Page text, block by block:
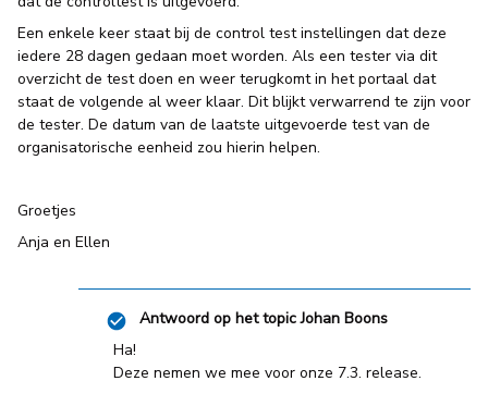
Een enkele keer staat bij de control test instellingen dat deze
iedere 28 dagen gedaan moet worden. Als een tester via dit
overzicht de test doen en weer terugkomt in het portaal dat
staat de volgende al weer klaar. Dit blijkt verwarrend te zijn voor
de tester. De datum van de laatste uitgevoerde test van de
organisatorische eenheid zou hierin helpen.
Groetjes
Anja en Ellen
Antwoord op het topicJohan Boons
Ha!
Deze nemen we mee voor onze 7.3. release.